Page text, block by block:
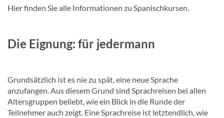
Hier finden Sie alle Informationen zu Spanischkursen.
Die Eignung: für jedermann
Grundsätzlich ist es nie zu spät, eine neue Sprache
anzufangen. Aus diesem Grund sind Sprachreisen bei allen
Altersgruppen beliebt, wie ein Blick in die Runde der
Teilnehmer auch zeigt. Eine Sprachreise ist letztendlich, wie